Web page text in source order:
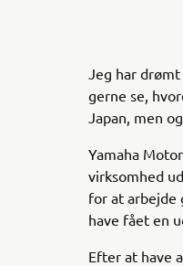
Jeg har
gerne se,
Japan, men
Yamaha
virksomhed
for at arbejde
have fået en
Efter at have